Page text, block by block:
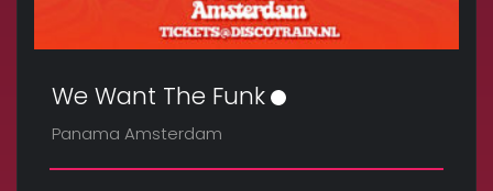
We Want The Funk
Panama Amsterdam